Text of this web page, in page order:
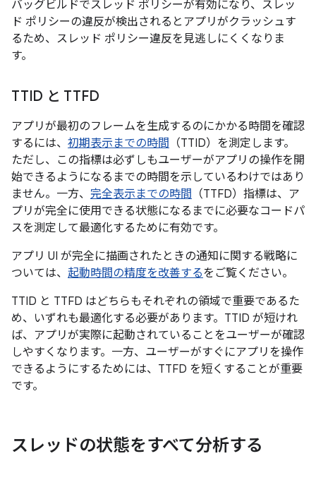
バッグビルドでスレッド ポリシーが有効になり、スレッ
ド ポリシーの違反が検出されるとアプリがクラッシュす
るため、スレッド ポリシー違反を見逃しにくくなりま
す。
TTID と TTFD
アプリが最初のフレームを生成するのにかかる時間を確認
するには、 初期表示までの時間 （TTID）を測定します。
ただし、この指標は必ずしもユーザーがアプリの操作を開
始できるようになるまでの時間を示しているわけではあり
ません。一方、 完全表示までの時間 （TTFD）指標は、ア
プリが完全に使用できる状態になるまでに必要なコードパ
スを測定して最適化するために有効です。
アプリ UI が完全に描画されたときの通知に関する戦略に
ついては、 起動時間の精度を改善するをご覧ください。
TTID と TTFD はどちらもそれぞれの領域で重要であるた
め、いずれも最適化する必要があります。TTID が短けれ
ば、アプリが実際に起動されていることをユーザーが確認
しやすくなります。一方、ユーザーがすぐにアプリを操作
できるようにするためには、TTFD を短くすることが重要
です。
スレッドの状態をすべて分析する